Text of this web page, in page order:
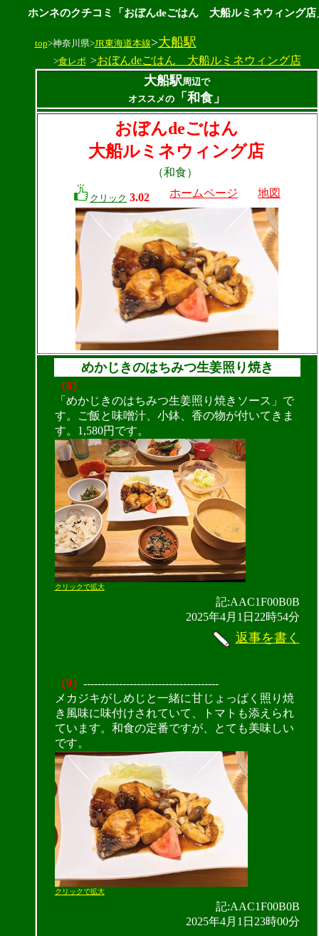
ホンネのクチコミ「おぼんdeごはん 大船ルミネウィング店
top>神奈川県>JR東海道本線>大船駅
>食レポ >おぼんdeごはん 大船ルミネウィング店
大船駅周辺で
オススメの
「和食」
おぼんdeごはん
大船ルミネウィング店
（和食）
クリック 3.02 ホームページ 地図
めかじきのはちみつ生姜照り焼き
（8）
「めかじきのはちみつ生姜照り焼きソース」で
す。ご飯と味噌汁、小鉢、香の物が付いてきま
す。1,580円です。
クリックで拡大
記:AAC1F00B0B
2025年4月1日22時54分
返事を書く
（9） --------------------------------------
メカジキがしめじと一緒に甘じょっぱく照り焼
き風味に味付けされていて、トマトも添えられ
ています。和食の定番ですが、とても美味しい
です。
クリックで拡大
記:AAC1F00B0B
2025年4月1日23時00分